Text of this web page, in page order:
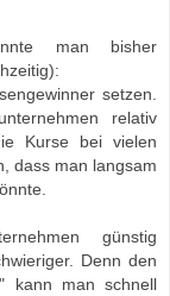
man bisher
setzen.
relativ
Kurse bei vielen
dass man langsam
günstig
Denn den
kann man schnell